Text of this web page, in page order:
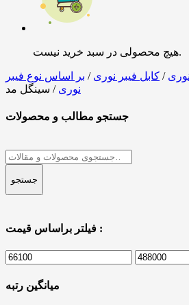
هیچ محصولی در سبد خرید نیست.
/ کابل فیبر نوری / بر اساس نوع فیبر
نوری / سینگل مد
جستجو مطالب و محصولات
برای:
جستجو
فیلتر براساس قیمت :
حداقل
حداکثر
میانگین رتبه